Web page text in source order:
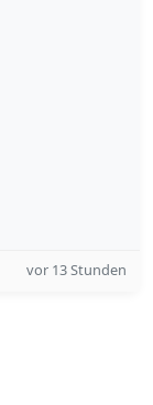
vor 13 Stunden